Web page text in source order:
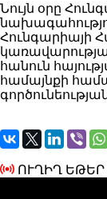
Նույն օրը
Հունգարիայի
հանուն
համայնքի
ՈՒՂԻՂ ԵԹԵՐ